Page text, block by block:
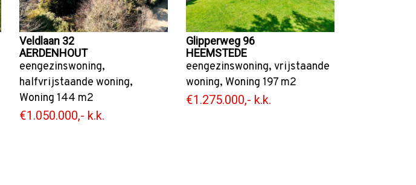
Veldlaan 32
AERDENHOUT
eengezinswoning,
halfvrijstaande woning,
Woning 144 m2
€1.050.000,- k.k.
Glipperweg 96
HEEMSTEDE
eengezinswoning, vrijstaande
woning, Woning 197 m2
€1.275.000,- k.k.